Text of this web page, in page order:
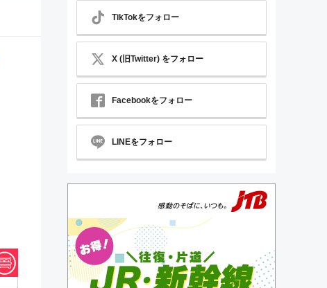
TikTokをフォロー
X (旧Twitter) をフォロー
Facebookをフォロー
LINEをフォロー